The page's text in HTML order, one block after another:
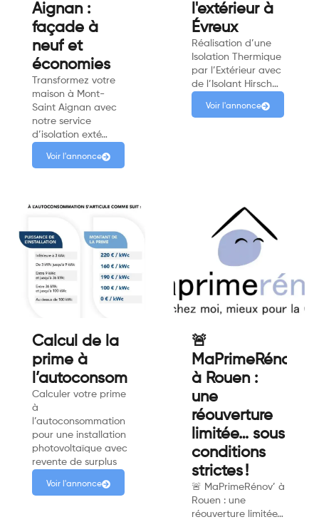
Aignan :
façade à
neuf et
économies
Transformez votre
maison à Mont-
Saint Aignan avec
notre service
d’isolation exté…
Voir l'annonce
l'extérieur à
Évreux
Réalisation d’une
Isolation Thermique
par l’Extérieur avec
de l’Isolant Hirsch…
Voir l'annonce
Calcul de la
prime à
l’autoconsommation
Calculer votre prime
à
l’autoconsommation
pour une installation
photovoltaïque avec
revente de surplus
Voir l'annonce
🚨
MaPrimeRénov'
à Rouen :
une
réouverture
limitée… sous
conditions
strictes !
🚨 MaPrimeRénov’ à
Rouen : une
réouverture limitée…